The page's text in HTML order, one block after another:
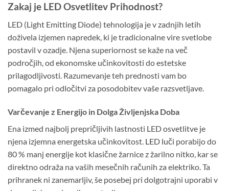
Zakaj je LED Osvetlitev Prihodnost?
LED (Light Emitting Diode) tehnologija je v zadnjih letih
doživela izjemen napredek, ki je tradicionalne vire svetlobe
postavil v ozadje. Njena superiornost se kaže na več
področjih, od ekonomske učinkovitosti do estetske
prilagodljivosti. Razumevanje teh prednosti vam bo
pomagalo pri odločitvi za posodobitev vaše razsvetljave.
Varčevanje z Energijo in Dolga Življenjska Doba
Ena izmed najbolj prepričljivih lastnosti LED osvetlitve je
njena izjemna energetska učinkovitost. LED luči porabijo do
80 % manj energije kot klasične žarnice z žarilno nitko, kar se
direktno odraža na vaših mesečnih računih za elektriko. Ta
prihranek ni zanemarljiv, še posebej pri dolgotrajni uporabi v